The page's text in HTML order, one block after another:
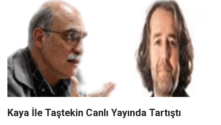
Kaya İle Taştekin Canlı Yayında Tartıştı